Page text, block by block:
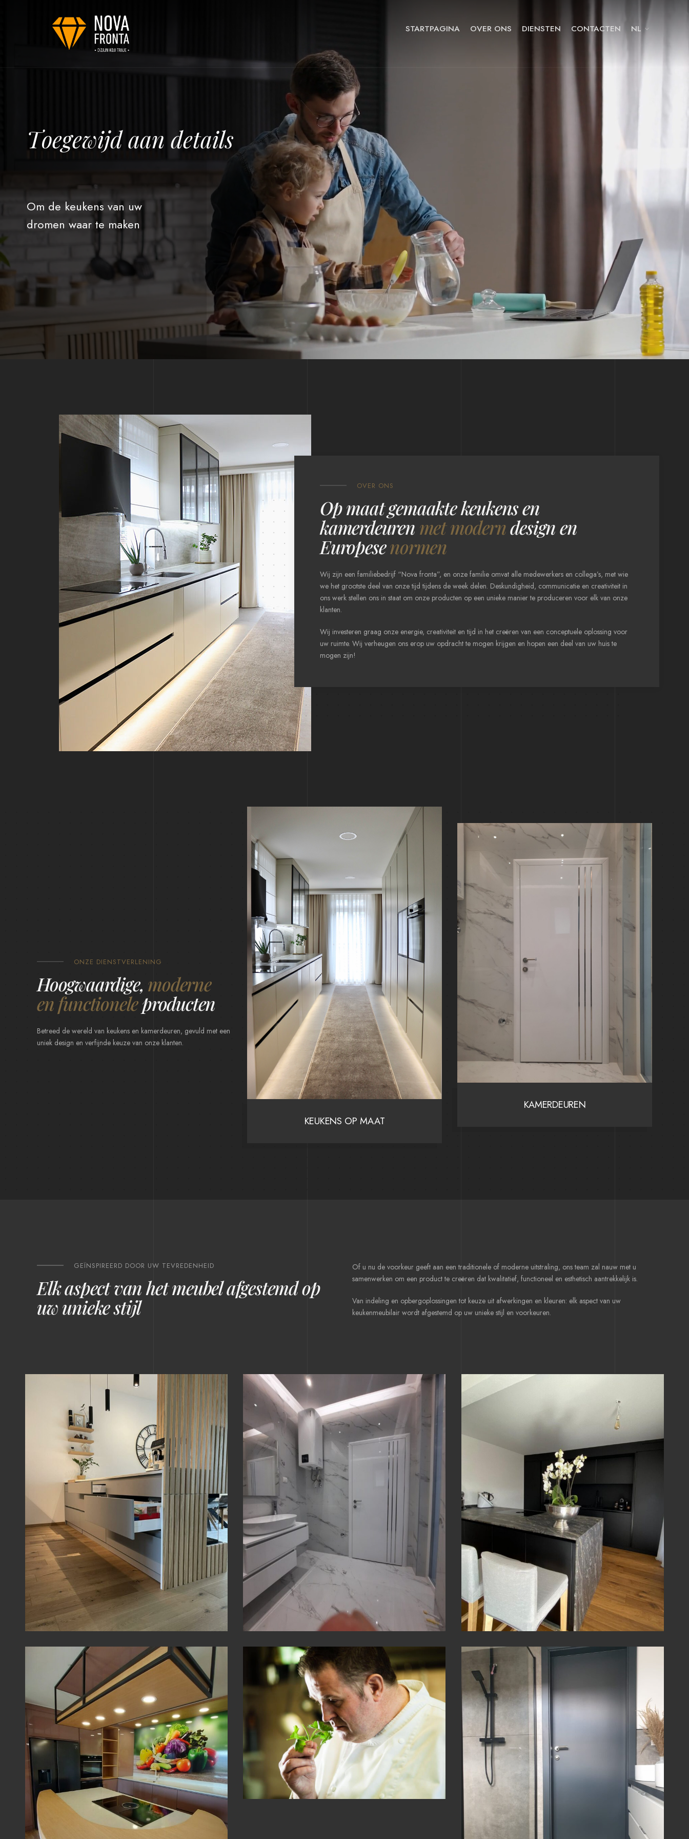
STARTPAGINA OVER ONS DIENSTEN CONTACTEN NL
Toegewijdaan details
Om de keukens van uw
dromen waar te maken
OVER ONS
Op maat gemaakte keukens en
kamerdeuren met moderndesign en
Europesenormen
Wij zijn een familiebedrijf “Nova fronta”, en onze familie omvat alle medewerkers en collega’s, met wie
we het grootste deel van onze tijd tijdens de week delen. Deskundigheid, communicatie en creativiteit in
ons werk stellen ons in staat om onze producten op een unieke manier te produceren voor elk van onze
klanten.
Wij investeren graag onze energie, creativiteit en tijd in het creëren van een conceptuele oplossing voor
uw ruimte. Wij verheugen ons erop uw opdracht te mogen krijgen en hopen een deel van uw huis te
mogen zijn!
ONZE DIENSTVERLENING
Hoogwaardige, moderne
en functioneleproducten
Betreed de wereld van keukens en kamerdeuren, gevuld met een
uniek design en verfijnde keuze van onze klanten.
KEUKENS OP MAAT
KAMERDEUREN
GEÏNSPIREERD DOOR UW TEVREDENHEID
Elk aspect van het meubel afgestemd op
uw unieke stijl
Of u nu de voorkeur geeft aan een traditionele of moderne uitstraling, ons team zal nauw met u
samenwerken om een ​​product te creëren dat kwalitatief, functioneel en esthetisch aantrekkelijk is.
Van indeling en opbergoplossingen tot keuze uit afwerkingen en kleuren: elk aspect van uw
keukenmeubilair wordt afgestemd op uw unieke stijl en voorkeuren.